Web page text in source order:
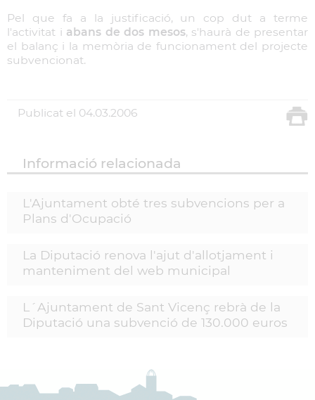
Pel que fa a la justificació, un cop dut a terme
l'activitat i abans de dos mesos, s'haurà de presentar
el balanç i la memòria de funcionament del projecte
subvencionat.
Publicat el 04.03.2006
Informació relacionada
L'Ajuntament obté tres subvencions per a
Plans d'Ocupació
La Diputació renova l'ajut d'allotjament i
manteniment del web municipal
L´Ajuntament de Sant Vicenç rebrà de la
Diputació una subvenció de 130.000 euros